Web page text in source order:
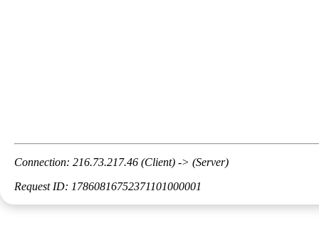
Connection: 216.73.217.46 (Client) -> (Server)
Request ID: 17860816752371101000001